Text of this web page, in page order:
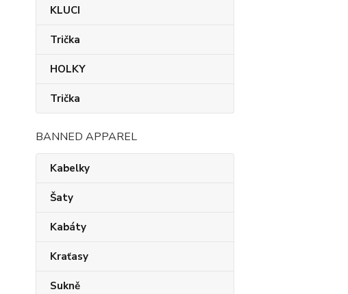
KLUCI
Trička
HOLKY
Trička
BANNED APPAREL
Kabelky
Šaty
Kabáty
Kraťasy
Sukně